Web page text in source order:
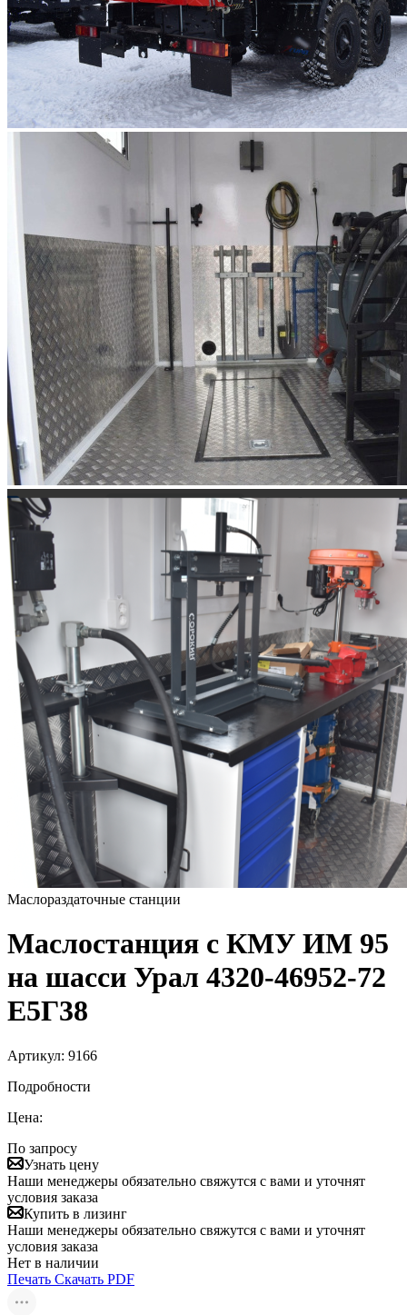
Маслораздаточные станции
Маслостанция с КМУ ИМ 95
на шасси Урал 4320-46952-72
Е5Г38
Артикул: 9166
Подробности
Цена:
По запросу
Узнать цену
Наши менеджеры обязательно свяжутся с вами и уточнят
условия заказа
Купить в лизинг
Наши менеджеры обязательно свяжутся с вами и уточнят
условия заказа
Нет в наличии
Печать Скачать PDF